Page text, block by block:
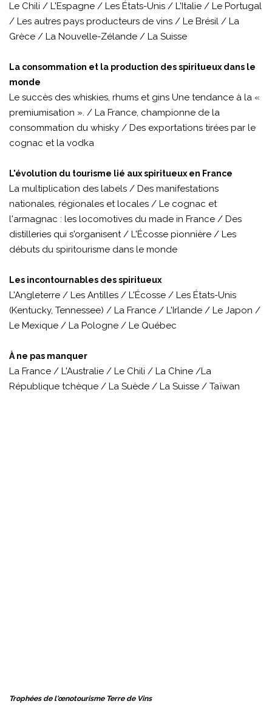
Le Chili / L'Espagne / Les États-Unis / L'Italie / Le Portugal
/ Les autres pays producteurs de vins / Le Brésil / La
Grèce / La Nouvelle-Zélande / La Suisse
La consommation et la production des spiritueux dans le
monde
Le succès des whiskies, rhums et gins Une tendance à la «
premiumisation ». / La France, championne de la
consommation du whisky / Des exportations tirées par le
cognac et la vodka
L'évolution du tourisme lié aux spiritueux en France
La multiplication des labels / Des manifestations
nationales, régionales et locales / Le cognac et
l'armagnac : les locomotives du made in France / Des
distilleries qui s'organisent / L'Écosse pionnière / Les
débuts du spiritourisme dans le monde
Les incontournables des spiritueux
L'Angleterre / Les Antilles / L'Écosse / Les États-Unis
(Kentucky, Tennessee) / La France / L'Irlande / Le Japon /
Le Mexique / La Pologne / Le Québec
À ne pas manquer
La France / L'Australie / Le Chili / La Chine /La
République tchèque / La Suède / La Suisse / Taïwan
Trophées de l'œnotourisme Terre de Vins